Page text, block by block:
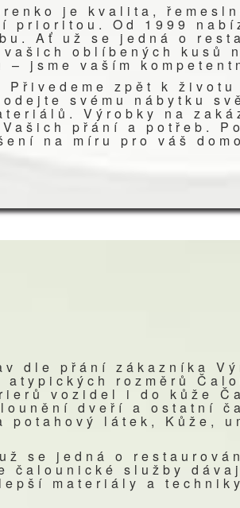
je kvalita,
prioritou. Od 1999
Ať už se jedná o
oblíbených kusů
jsme vaším
zpět k životu
svému nábytku
Výrobky na
přání a potřeb.
na míru pro váš
dle přání zákazníka
rozměrů
vozidel i do kůže
dveří a ostatní
potahový látek, Kůže,
se jedná o
čalounické služby
materiály a